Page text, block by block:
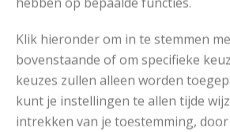
Klik hieronder om in te stemmen
bovenstaande of om specifieke
keuzes zullen alleen worden
kunt je instellingen te allen tijde
intrekken van je toestemming,